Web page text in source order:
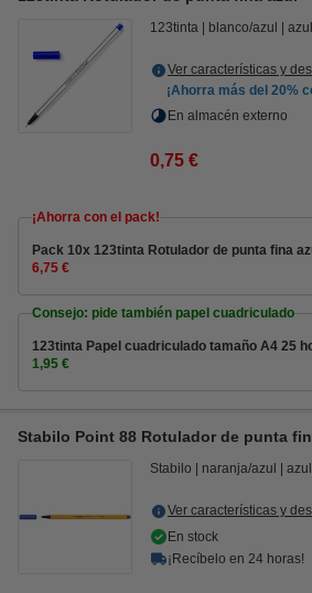
123tinta blanco/azul azul
Ver características y
¡Ahorra más del 20%
En almacén externo
0,75 €
¡Ahorra con el pack!
Pack 10x 123tinta Rotulador de punta fina
6,75 €
Consejo: pide también papel cuadriculado
123tinta Papel cuadriculado tamaño A4 25
1,95 €
Stabilo Point 88 Rotulador de punta
Stabilo naranja/azul azul
Ver características y
En stock
¡Recíbelo en 24 horas!